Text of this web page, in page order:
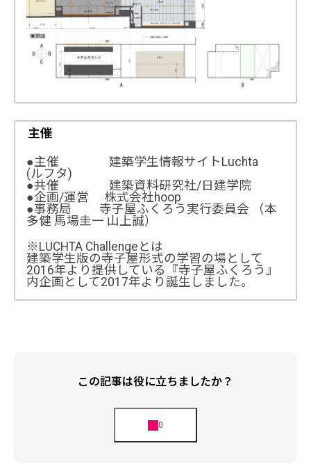
主催
●主催 建築学生情報サイトLuchta
(ルフタ)
●共催 建築資料研究社/日建学院
●企画/運営 株式会社hoop
●事務局 寺子屋ふくろう実行委員会 （本
多健 馬場圭一 山上誠）
※LUCHTA Challengeとは
建築学生版の寺子屋形式の学習の場として
2016年より提供している『寺子屋ふくろう』
内企画として2017年より誕生しました。
この記事は役に立ちましたか？